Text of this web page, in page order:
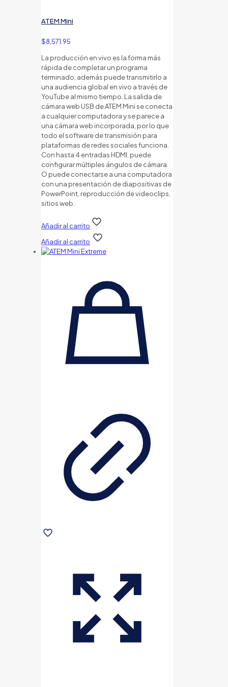
ATEM Mini
$8,571.95
La producción en vivo es la forma más
rápida de completar un programa
terminado, además puede transmitirlo a
una audiencia global en vivo a través de
YouTube al mismo tiempo. La salida de
cámara web USB de ATEM Mini se conecta
a cualquier computadora y se parece a
una cámara web incorporada, por lo que
todo el software de transmisión para
plataformas de redes sociales funciona.
Con hasta 4 entradas HDMI, puede
configurar múltiples ángulos de cámara.
O puede conectarse a una computadora
con una presentación de diapositivas de
PowerPoint, reproducción de videoclips,
sitios web.
Añadir al carrito
Añadir al carrito